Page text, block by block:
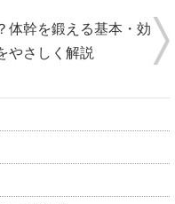
体幹を鍛える基本・効
やさしく解説